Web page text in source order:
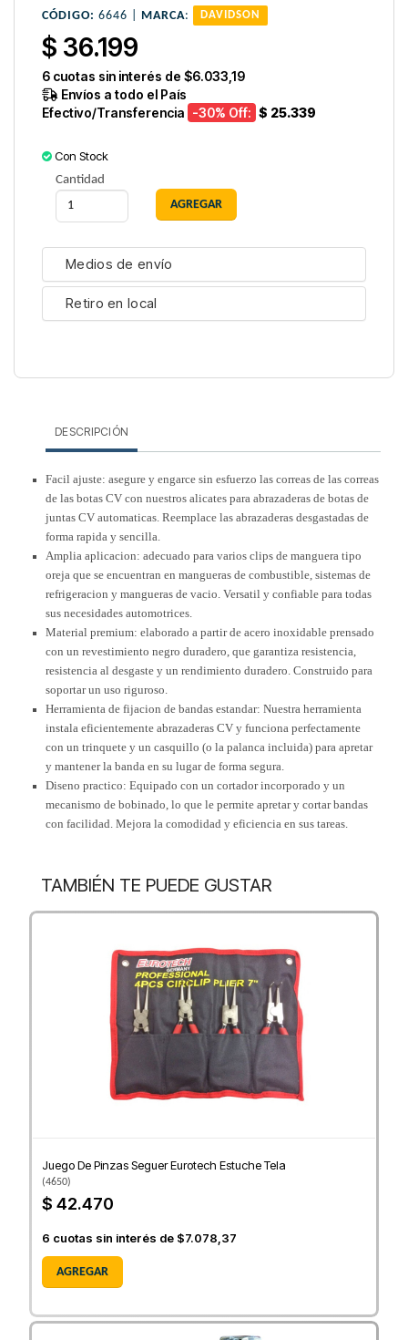
CÓDIGO: 6646 | MARCA: DAVIDSON
$ 36.199
6 cuotas sin interés de $6.033,19
Envíos a todo el País
Efectivo/Transferencia -30% Off: $ 25.339
Con Stock
Cantidad
Medios de envío
Retiro en local
DESCRIPCIÓN
Facil ajuste: asegure y engarce sin esfuerzo las correas de las correas
de las botas CV con nuestros alicates para abrazaderas de botas de
juntas CV automaticas. Reemplace las abrazaderas desgastadas de
forma rapida y sencilla.
Amplia aplicacion: adecuado para varios clips de manguera tipo
oreja que se encuentran en mangueras de combustible, sistemas de
refrigeracion y mangueras de vacio. Versatil y confiable para todas
sus necesidades automotrices.
Material premium: elaborado a partir de acero inoxidable prensado
con un revestimiento negro duradero, que garantiza resistencia,
resistencia al desgaste y un rendimiento duradero. Construido para
soportar un uso riguroso.
Herramienta de fijacion de bandas estandar: Nuestra herramienta
instala eficientemente abrazaderas CV y funciona perfectamente
con un trinquete y un casquillo (o la palanca incluida) para apretar
y mantener la banda en su lugar de forma segura.
Diseno practico: Equipado con un cortador incorporado y un
mecanismo de bobinado, lo que le permite apretar y cortar bandas
con facilidad. Mejora la comodidad y eficiencia en sus tareas.
TAMBIÉN TE PUEDE GUSTAR
Juego De Pinzas Seguer Eurotech Estuche Tela
(4650)
$ 42.470
6 cuotas sin interés de $7.078,37
AGREGAR